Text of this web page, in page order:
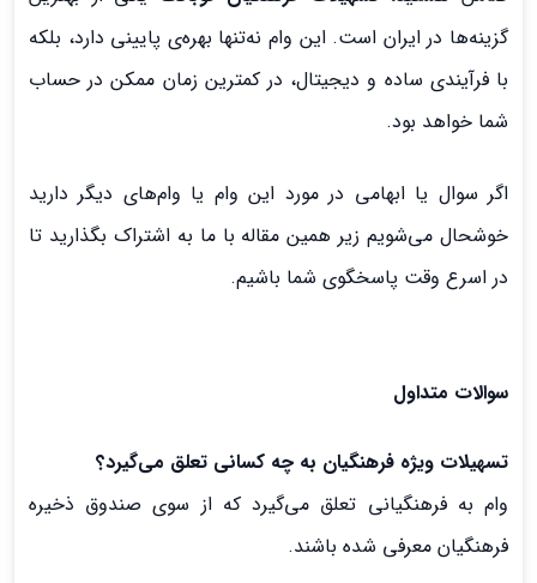
گزینه‌ها در ایران است. این وام نه‌تنها بهره‌ی پایینی دارد، بلکه
با فرآیندی ساده و دیجیتال، در کمترین زمان ممکن در حساب
شما خواهد بود.
اگر سوال یا ابهامی در مورد این وام یا وام‌های دیگر دارید
خوشحال می‌شویم زیر همین مقاله با ما به اشتراک بگذارید تا
در اسرع وقت پاسخگوی شما باشیم.
سوالات متداول
تسهیلات ویژه فرهنگیان به چه کسانی تعلق می‌‌گیرد؟
وام به فرهنگیانی تعلق می‌گیرد که از سوی صندوق ذخیره
فرهنگیان معرفی شده باشند.